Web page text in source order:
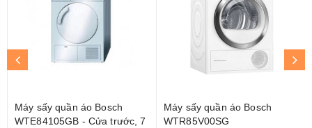
Máy sấy quần áo Bosch
WTE84105GB - Cửa trước, 7
Máy sấy quần áo Bosch
WTR85V00SG